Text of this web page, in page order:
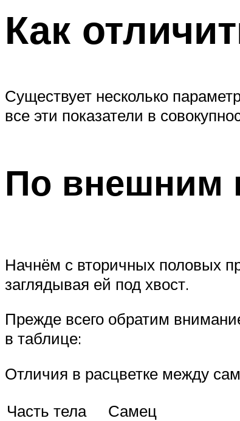
Как
Существует несколько
все эти показатели в
По внешним
Начнём с вторичных половых
заглядывая ей под хвост.
Прежде всего обратим
в таблице:
Отличия в расцветке между
Часть тела
Самец